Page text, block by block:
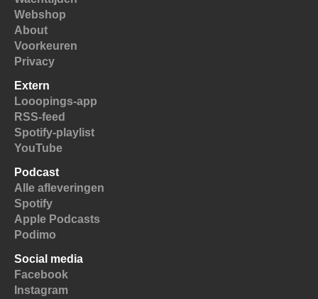
Webshop
About
Voorkeuren
Privacy
Extern
Looopings-app
RSS-feed
Spotify-playlist
YouTube
Podcast
Alle afleveringen
Spotify
Apple Podcasts
Podimo
Social media
Facebook
Instagram